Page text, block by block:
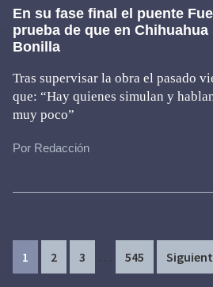
En su fase final el puente
prueba de que en
Bonilla
Tras supervisar la obra el pasado
que: “Hay quienes simulan y
muy poco”
Por Redacción
Page
1 Page
2 Page
3
Interim
pages
… Page
545